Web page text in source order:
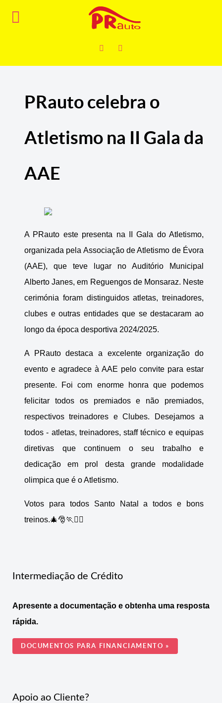
PRauto celebra o
Atletismo na II Gala da
AAE
A PRauto este presenta na II Gala do Atletismo,
organizada pela Associação de Atletismo de Évora
(AAE), que teve lugar no Auditório Municipal
Alberto Janes, em Reguengos de Monsaraz. Neste
cerimónia foram distinguidos atletas, treinadores,
clubes e outras entidades que se destacaram ao
longo da época desportiva 2024/2025.
A PRauto destaca a excelente organização do
evento e agradece à AAE pelo convite para estar
presente. Foi com enorme honra que podemos
felicitar todos os premiados e não premiados,
respectivos treinadores e Clubes. Desejamos a
todos - atletas, treinadores, staff técnico e equipas
diretivas que continuem o seu trabalho e
dedicação em prol desta grande modalidade
olimpica que é o Atletismo.
Votos para todos Santo Natal a todos e bons
treinos.🎄🎅🏃🏃‍♀️
Intermediação de Crédito
Apresente a documentação e obtenha uma resposta
rápida.
DOCUMENTOS PARA FINANCIAMENTO »
Apoio ao Cliente?